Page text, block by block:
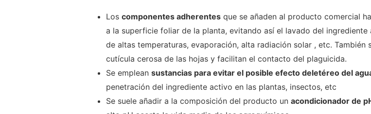
Los componentes adherentes que se añaden al producto comercial
a la superficie foliar de la planta, evitando así el lavado del
de altas temperaturas, evaporación, alta radiación solar , etc. También
cutícula cerosa de las hojas y facilitan el contacto del plaguicida.
Se emplean sustancias para evitar el posible efecto deletéreo del
penetración del ingrediente activo en las plantas, insectos, etc
Se suele añadir a la composición del producto un acondicionador de